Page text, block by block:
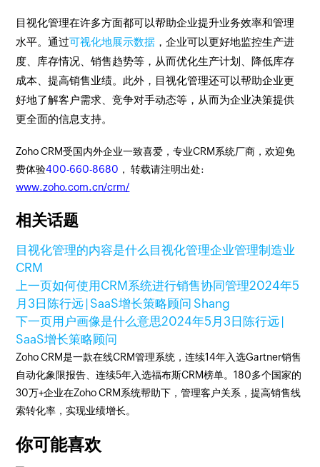
目视化管理在许多方面都可以帮助企业提升业务效率和管理
水平。通过可视化地展示数据 ，企业可以更好地监控生产进
度、库存情况、销售趋势等，从而优化生产计划、降低库存
成本、提高销售业绩。此外，目视化管理还可以帮助企业更
好地了解客户需求、竞争对手动态等，从而为企业决策提供
更全面的信息支持。
Zoho CRM受国内外企业一致喜爱，专业CRM系统厂商，欢迎免
费体验400-660-8680 ， 转载请注明出处:
www.zoho.com.cn/crm/
相关话题
目视化管理的内容是什么目视化管理企业管理制造业
CRM
上一页如何使用CRM系统进行销售协同管理2024年5
月3日 陈行远 | SaaS增长策略顾问 Shang
下一页用户画像是什么意思2024年5月3日 陈行远 |
SaaS增长策略顾问
Zoho CRM是一款在线CRM管理系统，连续14年入选Gartner销售
自动化象限报告、连续5年入选福布斯CRM榜单。180多个国家的
30万+企业在Zoho CRM系统帮助下，管理客户关系，提高销售线
索转化率，实现业绩增长。
你可能喜欢